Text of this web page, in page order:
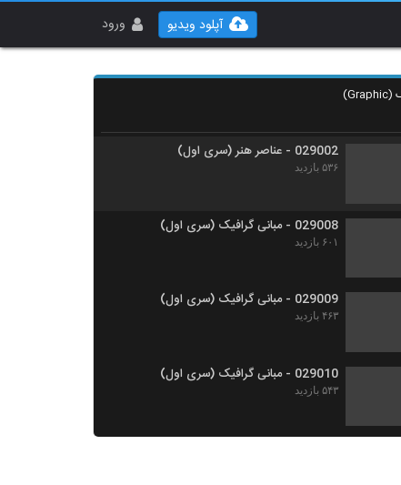
ورود آپلود ویدیو
029003 - عناصر هنر (سری اول)
029002 - عناصر هنر (سری اول)
۵۳۶ بازدید
029008 - مبانی گرافیک (سری اول)
۶۰۱ بازدید
029009 - مبانی گرافیک (سری اول)
۴۶۳ بازدید
029010 - مبانی گرافیک (سری اول)
۵۴۳ بازدید